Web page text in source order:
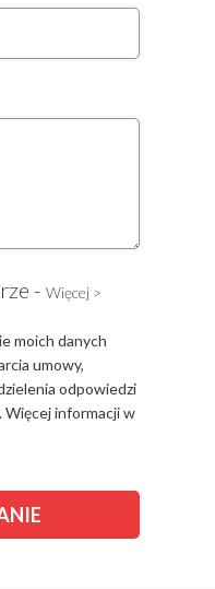
- Więcej >
moich danych
umowy,
odpowiedzi
informacji w